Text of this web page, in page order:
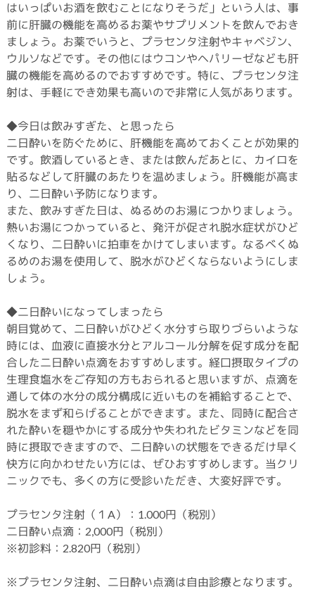
はいっぱいお酒を飲むことになりそうだ」という人は、事
前に肝臓の機能を高めるお薬やサプリメントを飲んでおき
ましょう。お薬でいうと、プラセンタ注射やキャベジン、
ウルソなどです。その他にはウコンやヘパリーゼなども肝
臓の機能を高めるのでおすすめです。特に、プラセンタ注
射は、手軽にでき効果も高いので非常に人気があります。
◆今日は飲みすぎた、と思ったら
二日酔いを防ぐために、肝機能を高めておくことが効果的
です。飲酒しているとき、または飲んだあとに、カイロを
貼るなどして肝臓のあたりを温めましょう。肝機能が高ま
り、二日酔い予防になります。
また、飲みすぎた日は、ぬるめのお湯につかりましょう。
熱いお湯につかっていると、発汗が促され脱水症状がひど
くなり、二日酔いに拍車をかけてしまいます。なるべくぬ
るめのお湯を使用して、脱水がひどくならないようにしま
しょう。
◆二日酔いになってしまったら
朝目覚めて、二日酔いがひどく水分すら取りづらいような
時には、血液に直接水分とアルコール分解を促す成分を配
合した二日酔い点滴をおすすめします。経口摂取タイプの
生理食塩水をご存知の方もおられると思いますが、点滴を
通して体の水分の成分構成に近いものを補給することで、
脱水をまず和らげることができます。また、同時に配合さ
れた酔いを穏やかにする成分や失われたビタミンなどを同
時に摂取できますので、二日酔いの状態をできるだけ早く
快方に向かわせたい方には、ぜひおすすめします。当クリ
ニックでも、多くの方に受診いただき、大変好評です。
プラセンタ注射（１A）：1.000円（税別）
二日酔い点滴：2,000円（税別）
※初診料：2.820円（税別）
※プラセンタ注射、二日酔い点滴は自由診療となります。